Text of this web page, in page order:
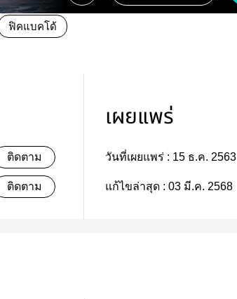
ฟิคแบคโด้
ติดตาม
ติดตาม
เผยแพร่
วันที่เผยแพร่ : 15 ธ.ค. 2563
แก้ไขล่าสุด : 03 มี.ค. 2568